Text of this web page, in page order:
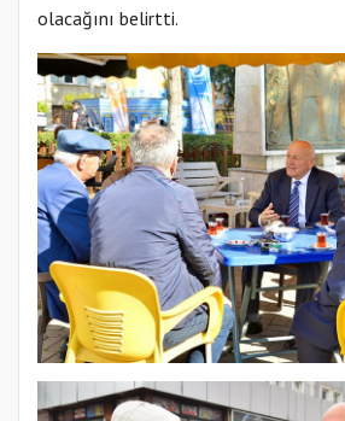
olacağını belirtti.